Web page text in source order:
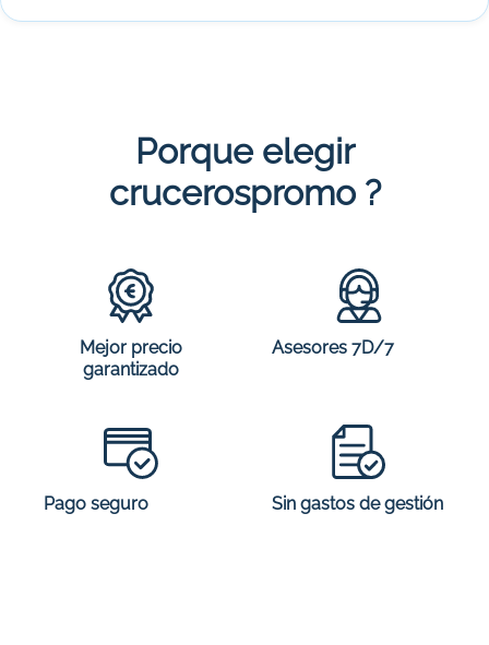
Porque elegir
crucerospromo ?
Mejor precio
garantizado
Asesores 7D/7
Pago seguro Sin gastos de gestión